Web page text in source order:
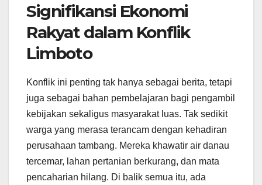
Signifikansi Ekonomi
Rakyat dalam Konflik
Limboto
Konflik ini penting tak hanya sebagai berita, tetapi
juga sebagai bahan pembelajaran bagi pengambil
kebijakan sekaligus masyarakat luas. Tak sedikit
warga yang merasa terancam dengan kehadiran
perusahaan tambang. Mereka khawatir air danau
tercemar, lahan pertanian berkurang, dan mata
pencaharian hilang. Di balik semua itu, ada